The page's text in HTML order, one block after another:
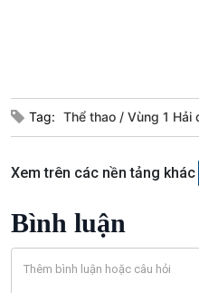
Podcast
Tag: Thể thao Vùng 1 Hải
Xem trên các nền tảng khác
Bình luận